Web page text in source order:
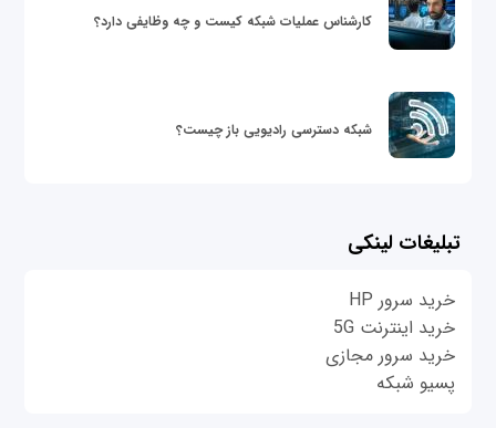
کارشناس عملیات شبکه کیست و چه وظایفی دارد؟
شبکه دسترسی رادیویی باز چیست؟
تبلیغات لینکی
خرید سرور HP
خرید اینترنت 5G
خرید سرور مجازی
پسیو شبکه